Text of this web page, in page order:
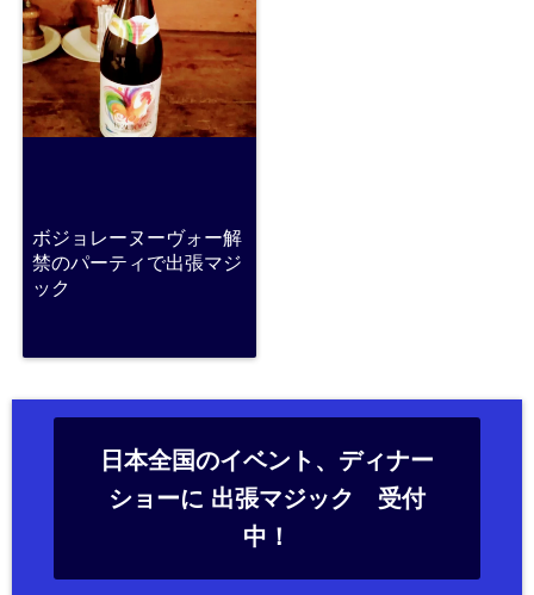
ボジョレーヌーヴォー解
禁のパーティで出張マジ
ック
日本全国のイベント、ディナー
ショーに 出張マジック 受付
中！